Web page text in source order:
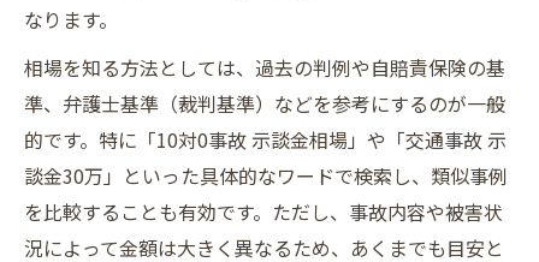
なります。
相場を知る方法としては、過去の判例や自賠責保険の基
準、弁護士基準（裁判基準）などを参考にするのが一般
的です。特に「10対0事故 示談金相場」や「交通事故 示
談金30万」といった具体的なワードで検索し、類似事例
を比較することも有効です。ただし、事故内容や被害状
況によって金額は大きく異なるため、あくまでも目安と